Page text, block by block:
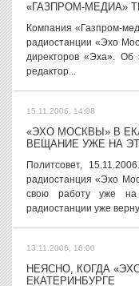
«ГАЗПРОМ-МЕДИА»
Компания «Газпром-
радиостанции «Эхо
директоров «Эха». Об
редактор...
15.11.2006, 14:08
«ЭХО МОСКВЫ» В
ВЕЩАНИЕ УЖЕ НА
Политсовет,
радиостанция «Эхо
свою работу уже на
радиостанции уже
13.11.2006, 16:00
НЕЯСНО, КОГДА
ЕКАТЕРИНБУРГЕ